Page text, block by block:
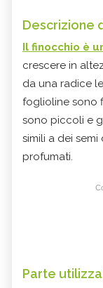
Descrizione
Il finocchio è
crescere in
da una radice
foglioline sono
sono piccoli e
simili a dei
profumati.
Parte